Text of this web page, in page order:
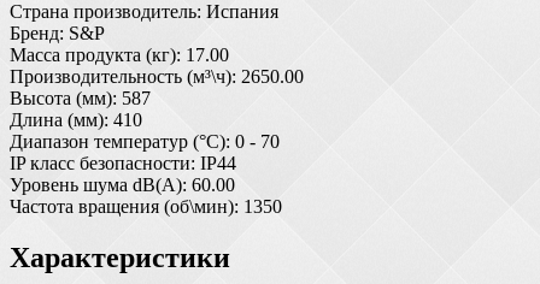
Страна производитель: Испания
Бренд: S&P
Масса продукта (кг): 17.00
Производительность (м³\ч): 2650.00
Высота (мм): 587
Длина (мм): 410
Диапазон температур (°С): 0 - 70
IP класс безопасности: IP44
Уровень шума dB(A): 60.00
Частота вращения (об\мин): 1350
Характеристики